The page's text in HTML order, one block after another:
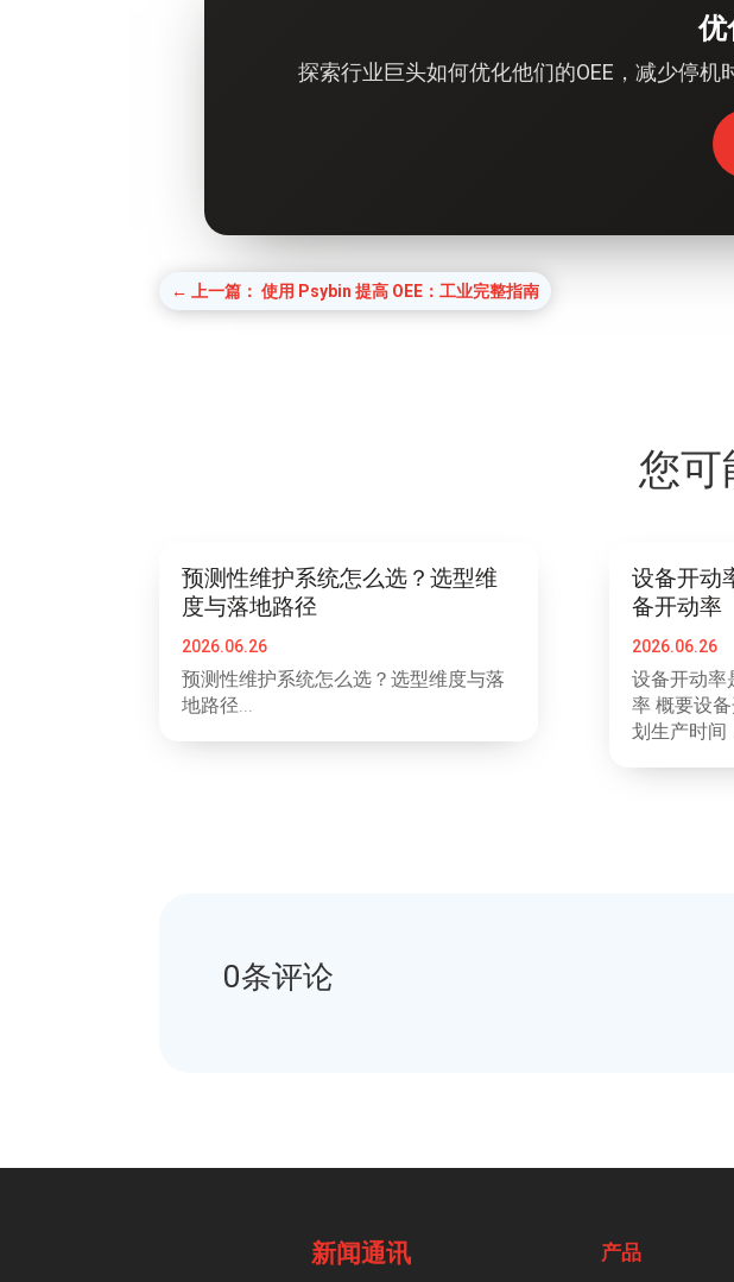
优
探索行业巨头如何优化他们的OEE，减少停
←上一篇： 使用 Psybin 提高 OEE：工业完整指南
您
预测性维护系统怎么选？选型维
度与落地路径
2026.06.26
预测性维护系统怎么选？选型维度与落
地路径...
设备开动
备开动率
2026.06.26
设备开动率
率 概要设
划生产时间
0条评论
新闻通讯 产品